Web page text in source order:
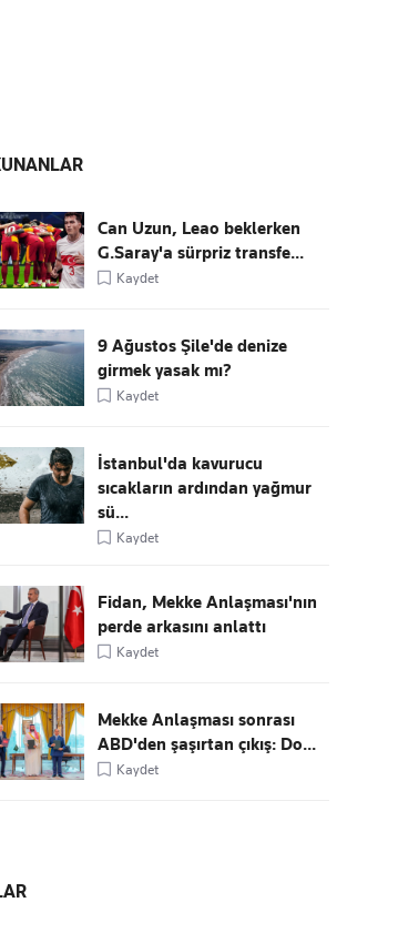
Can Uzun, Leao beklerken
G.Saray'a sürpriz transfe...
Kaydet
9 Ağustos Şile'de denize
girmek yasak mı?
Kaydet
İstanbul'da kavurucu
sıcakların ardından yağmur
sü...
Kaydet
Fidan, Mekke Anlaşması'nın
perde arkasını anlattı
Kaydet
Mekke Anlaşması sonrası
ABD'den şaşırtan çıkış: Do...
Kaydet